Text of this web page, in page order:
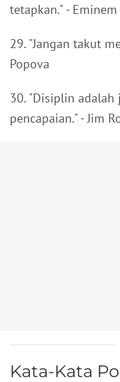
tetapkan." - Eminem
29. "Jangan takut
Popova
30. "Disiplin
pencapaian." - Jim
Kata-Kata